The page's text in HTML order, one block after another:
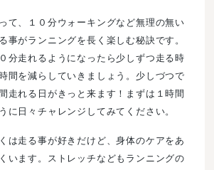
て、１０分ウォーキングなど無理の無い
事がランニングを長く楽しむ秘訣です。
分走れるようになったら少しずつ走る時
間を減らしていきましょう。少しづつで
走れる日がきっと来ます！まずは１時間
に日々チャレンジしてみてください。
は走る事が好きだけど、身体のケアをあ
います。ストレッチなどもランニングの